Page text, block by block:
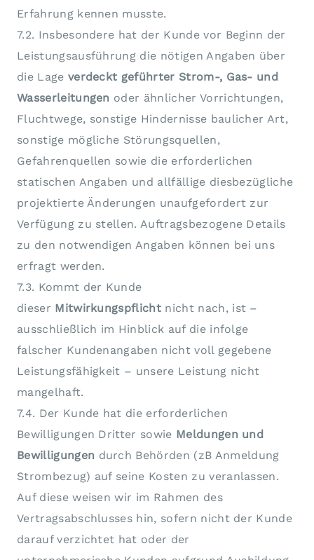
Erfahrung kennen musste.
7.2. Insbesondere hat der Kunde vor Beginn der
Leistungsausführung die nötigen Angaben über
die Lage verdeckt geführter Strom-, Gas- und
Wasserleitungen oder ähnlicher Vorrichtungen,
Fluchtwege, sonstige Hindernisse baulicher Art,
sonstige mögliche Störungsquellen,
Gefahrenquellen sowie die erforderlichen
statischen Angaben und allfällige diesbezügliche
projektierte Änderungen unaufgefordert zur
Verfügung zu stellen. Auftragsbezogene Details
zu den notwendigen Angaben können bei uns
erfragt werden.
7.3. Kommt der Kunde
dieser Mitwirkungspflicht nicht nach, ist –
ausschließlich im Hinblick auf die infolge
falscher Kundenangaben nicht voll gegebene
Leistungsfähigkeit – unsere Leistung nicht
mangelhaft.
7.4. Der Kunde hat die erforderlichen
Bewilligungen Dritter sowie Meldungen und
Bewilligungen durch Behörden (zB Anmeldung
Strombezug) auf seine Kosten zu veranlassen.
Auf diese weisen wir im Rahmen des
Vertragsabschlusses hin, sofern nicht der Kunde
darauf verzichtet hat oder der